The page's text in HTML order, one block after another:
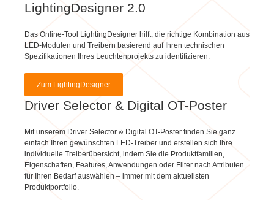
Das Online-Tool LightingDesigner hilft, die richtige Kombination aus
Spezifikationen Ihres Leuchtenprojekts zu identifizieren.
Driver Selector & Digital OT-Poster
Mit unserem Driver Selector & Digital OT-Poster finden Sie ganz
individuelle Treiberübersicht, indem Sie die Produktfamilien,
Eigenschaften, Features, Anwendungen oder Filter nach Attributen
für Ihren Bedarf auswählen – immer mit dem aktuellsten
Produktportfolio.